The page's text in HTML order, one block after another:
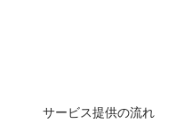
サービス提供の流れ